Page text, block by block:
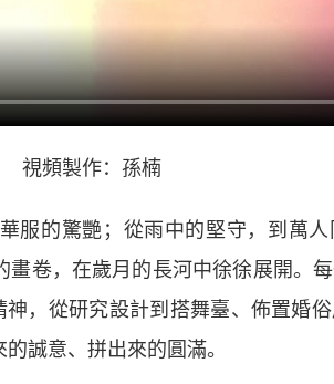
視頻製作：孫楠
的驚艷；從雨中的堅守，到萬
卷，在歲月的長河中徐徐展開。
神，從研究設計到搭舞臺、佈置婚
誠意、拼出來的圓滿。